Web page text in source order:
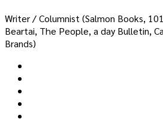
Writer / Columnist (Salmon Books,
Beartai, The People, a day Bulletin,
Brands)